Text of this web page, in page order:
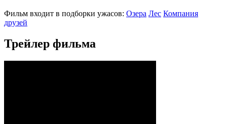
Фильм входит в подборки ужасов: Озера Лес Компания
друзей
Трейлер фильма